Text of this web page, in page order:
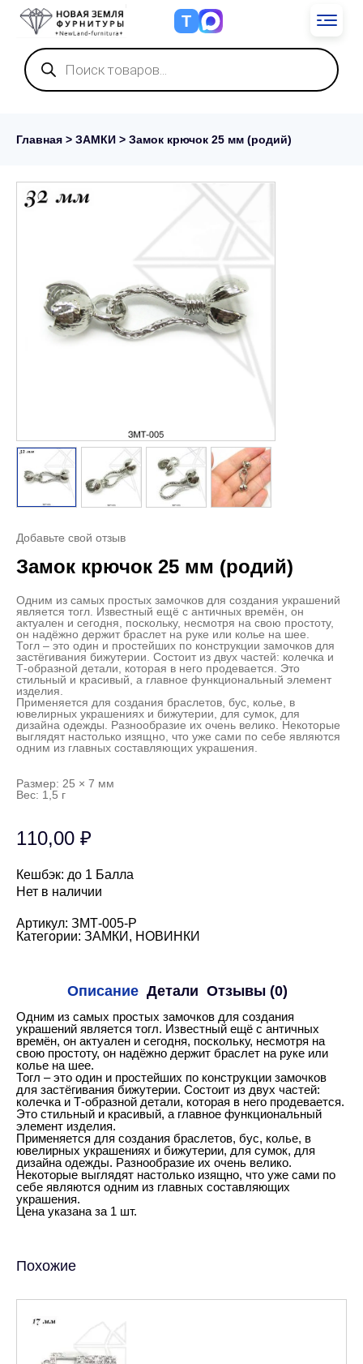
Т
Поиск
товаров
Главная > ЗАМКИ > Замок крючок 25 мм (родий)
Добавьте свой отзыв
Замок крючок 25 мм (родий)
Одним из самых простых замочков для создания украшений
является тогл. Известный ещё с античных времён, он
актуален и сегодня, поскольку, несмотря на свою простоту,
он надёжно держит браслет на руке или колье на шее.
Тогл – это один и простейших по конструкции замочков для
застёгивания бижутерии. Состоит из двух частей: колечка и
Т-образной детали, которая в него продевается. Это
стильный и красивый, а главное функциональный элемент
изделия.
Применяется для создания браслетов, бус, колье, в
ювелирных украшениях и бижутерии, для сумок, для
дизайна одежды. Разнообразие их очень велико. Некоторые
выглядят настолько изящно, что уже сами по себе являются
одним из главных составляющих украшения.
Размер: 25 × 7 мм
Вес: 1,5 г
110,00 ₽
Кешбэк: до 1 Балла
Нет в наличии
Артикул: ЗМТ-005-Р
Категории: ЗАМКИ , НОВИНКИ
Описание Детали Отзывы (0)
Одним из самых простых замочков для создания
украшений является тогл. Известный ещё с античных
времён, он актуален и сегодня, поскольку, несмотря на
свою простоту, он надёжно держит браслет на руке или
колье на шее.
Тогл – это один и простейших по конструкции замочков
для застёгивания бижутерии. Состоит из двух частей:
колечка и Т-образной детали, которая в него продевается.
Это стильный и красивый, а главное функциональный
элемент изделия.
Применяется для создания браслетов, бус, колье, в
ювелирных украшениях и бижутерии, для сумок, для
дизайна одежды. Разнообразие их очень велико.
Некоторые выглядят настолько изящно, что уже сами по
себе являются одним из главных составляющих
украшения.
Цена указана за 1 шт.
Похожие